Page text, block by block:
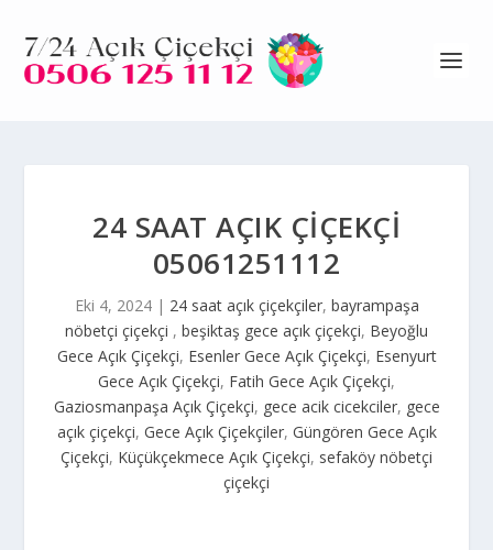
24 SAAT AÇIK ÇIÇEKÇI
05061251112
Eki 4, 2024| 24 saat açık çiçekçiler, bayrampaşa
nöbetçi çiçekçi , beşiktaş gece açık çiçekçi, Beyoğlu
Gece Açık Çiçekçi, Esenler Gece Açık Çiçekçi, Esenyurt
Gece Açık Çiçekçi, Fatih Gece Açık Çiçekçi,
Gaziosmanpaşa Açık Çiçekçi, gece acik cicekciler, gece
açık çiçekçi, Gece Açık Çiçekçiler, Güngören Gece Açık
Çiçekçi, Küçükçekmece Açık Çiçekçi, sefaköy nöbetçi
çiçekçi